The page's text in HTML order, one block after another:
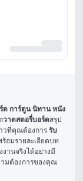
ด การ์ตูน นิทาน หนัง
วาดสตอรี่บอร์ดสรุป
วที่คุณต้องการ รับ
อมรายละเอียดบท
งานจริงได้อย่างมี
มต้องการของคุณ